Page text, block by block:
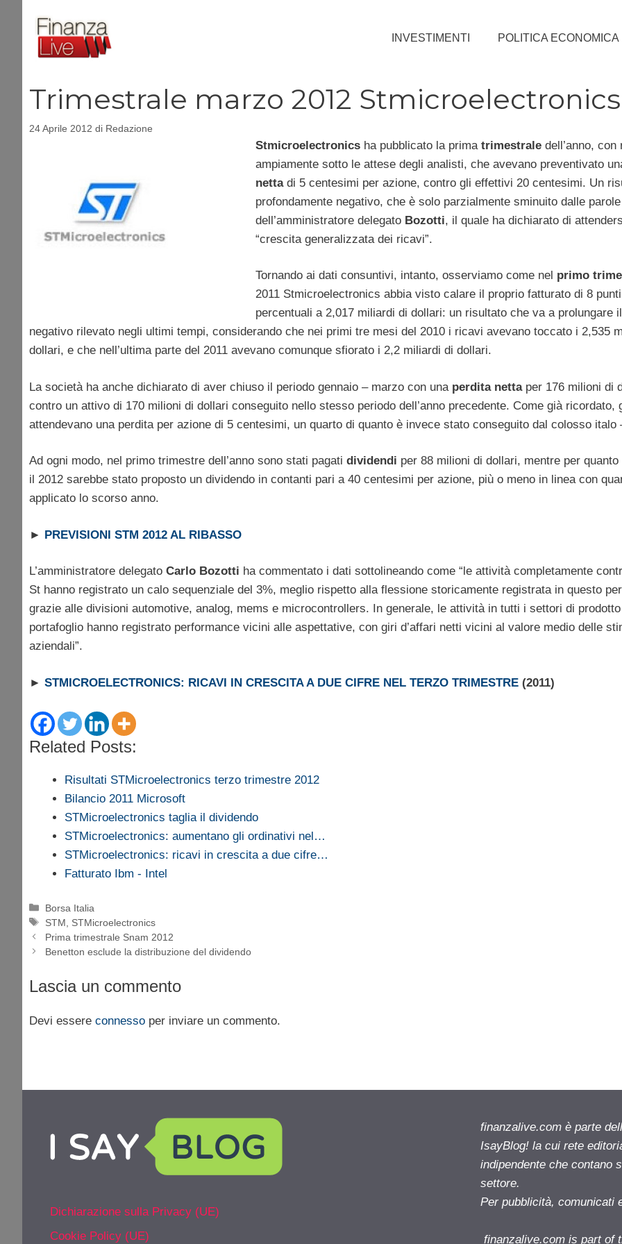
contenuto
INVESTIMENTI POLITICA ECONOMICA
Trimestrale marzo 2012 Stmicroelectronics
24 Aprile 2012 di Redazione
Stmicroelectronicsha pubblicato la prima trimestraledell’anno, con
ampiamente sotto le attese degli analisti, che avevano preventivato
nettadi 5 centesimi per azione, contro gli effettivi 20 centesimi. Un
profondamente negativo, che è solo parzialmente sminuito dalle parole
dell’amministratore delegato Bozotti, il quale ha dichiarato di
“crescita generalizzata dei ricavi”.
Tornando ai dati consuntivi, intanto, osserviamo come nel primo
2011 Stmicroelectronics abbia visto calare il proprio fatturato di 8 punti
percentuali a 2,017 miliardi di dollari: un risultato che va a prolungare
negativo rilevato negli ultimi tempi, considerando che nei primi tre mesi del 2010 i ricavi avevano toccato i 2,535
dollari, e che nell’ultima parte del 2011 avevano comunque sfiorato i 2,2 miliardi di dollari.
La società ha anche dichiarato di aver chiuso il periodo gennaio – marzo con una perdita nettaper 176 milioni di
contro un attivo di 170 milioni di dollari conseguito nello stesso periodo dell’anno precedente. Come già ricordato,
attendevano una perdita per azione di 5 centesimi, un quarto di quanto è invece stato conseguito dal colosso italo
Ad ogni modo, nel primo trimestre dell’anno sono stati pagati dividendi per 88 milioni di dollari, mentre per quanto
il 2012 sarebbe stato proposto un dividendo in contanti pari a 40 centesimi per azione, più o meno in linea con
applicato lo scorso anno.
► PREVISIONI STM 2012 AL RIBASSO
L’amministratore delegato Carlo Bozotti ha commentato i dati sottolineando come “le attività completamente
St hanno registrato un calo sequenziale del 3%, meglio rispetto alla flessione storicamente registrata in questo
grazie alle divisioni automotive, analog, mems e microcontrollers. In generale, le attività in tutti i settori di
portafoglio hanno registrato performance vicini alle aspettative, con giri d’affari netti vicini al valore medio delle
aziendali”.
► STMICROELECTRONICS: RICAVI IN CRESCITA A DUE CIFRE NEL TERZO TRIMESTRE (2011)
Related Posts:
Risultati STMicroelectronics terzo trimestre 2012
Bilancio 2011 Microsoft
STMicroelectronics taglia il dividendo
STMicroelectronics: aumentano gli ordinativi nel…
STMicroelectronics: ricavi in crescita a due cifre…
Fatturato Ibm - Intel
Categorie
Borsa Italia
Tag
STM
STMicroelectronics
Prima trimestrale Snam 2012
Benetton esclude la distribuzione del dividendo
Lascia un commento
Devi essere connesso per inviare un commento.
Dichiarazione sulla Privacy (UE)
Cookie Policy (UE)
finanzalive.com è parte
IsayBlog! la cui rete
indipendente che contano
settore.
Per pubblicità, comunicati
finanzalive.com is part of